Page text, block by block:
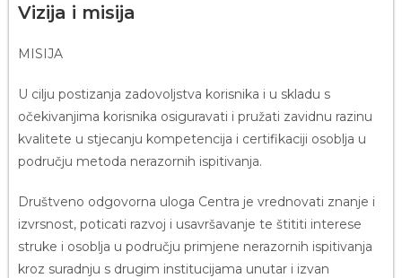
Vizija i misija
MISIJA
U cilju postizanja zadovoljstva korisnika i u skladu s
očekivanjima korisnika osiguravati i pružati zavidnu razinu
kvalitete u stjecanju kompetencija i certifikaciji osoblja u
području metoda nerazornih ispitivanja.
Društveno odgovorna uloga Centra je vrednovati znanje i
izvrsnost, poticati razvoj i usavršavanje te štititi interese
struke i osoblja u području primjene nerazornih ispitivanja
kroz suradnju s drugim institucijama unutar i izvan